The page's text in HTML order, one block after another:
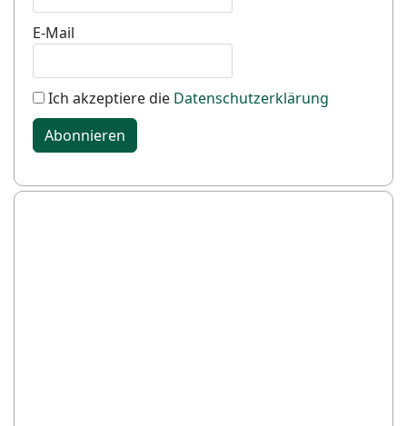
E-Mail
Ich akzeptiere die Datenschutzerklärung
Abonnieren